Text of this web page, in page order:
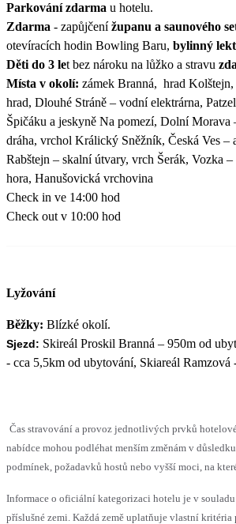
Parkování zdarma u hotelu.
Zdarma - zapůjčenížupanu a saunového
otevíracích hodin Bowling Baru, bylinný
Děti do 3 let bez nároku na lůžko a stravu
Místa v okolí: zámek Branná, hrad
hrad, Dlouhé Stráně – vodní elektrárna,
Špičáku a jeskyně Na pomezí, Dolní Morava
dráha, vrchol Králický Sněžník, Česká Ves –
Rabštejn – skalní útvary, vrch Šerák, Vozka –
hora, Hanušovická vrchovina
Check in ve 14:00 hod
Check out v 10:00 hod
Lyžování
Běžky: Blízké okolí.
Sjezd: Skireál Proskil Branná – 950m od
- cca 5,5km od ubytování, Skiareál
Čas stravování a provoz jednotlivých prvků
nabídce mohou podléhat menším změnám v
podmínek, požadavků hostů nebo vyšší moci, na
Informace o oficiální kategorizaci hotelu je v
příslušné zemi. Každá země uplatňuje vlastní